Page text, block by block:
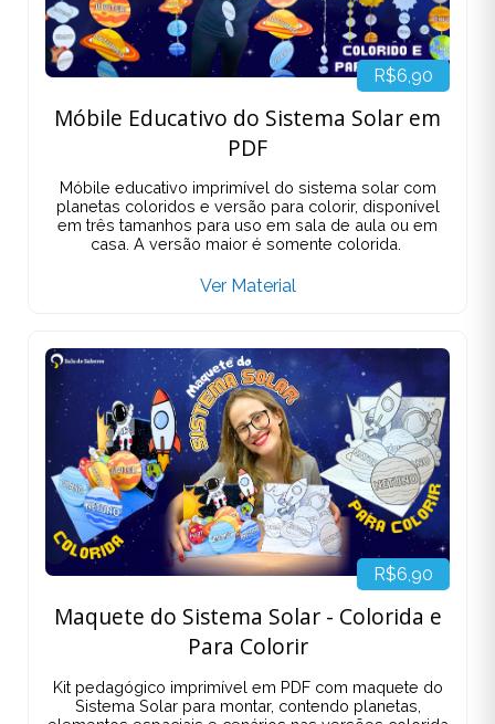
R$6,90
Móbile Educativo do Sistema Solar em
PDF
Móbile educativo imprimível do sistema solar com
planetas coloridos e versão para colorir, disponível
em três tamanhos para uso em sala de aula ou em
casa. A versão maior é somente colorida.
Ver Material
R$6,90
Maquete do Sistema Solar - Colorida e
Para Colorir
Kit pedagógico imprimível em PDF com maquete do
Sistema Solar para montar, contendo planetas,